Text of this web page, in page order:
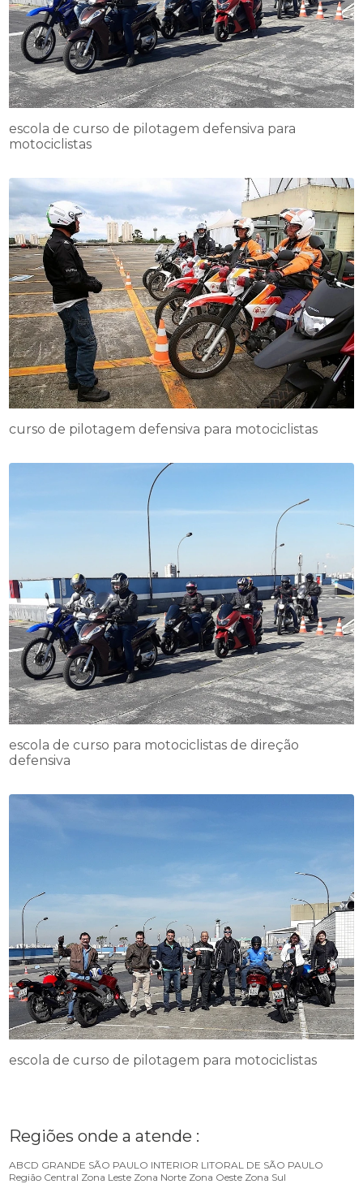
escola de curso de pilotagem defensiva para
motociclistas
curso de pilotagem defensiva para motociclistas
escola de curso para motociclistas de direção
defensiva
escola de curso de pilotagem para motociclistas
Regiões onde a atende :
ABCD GRANDE SÃO PAULO INTERIOR LITORAL DE SÃO PAULO
Região Central Zona Leste Zona Norte Zona Oeste Zona Sul